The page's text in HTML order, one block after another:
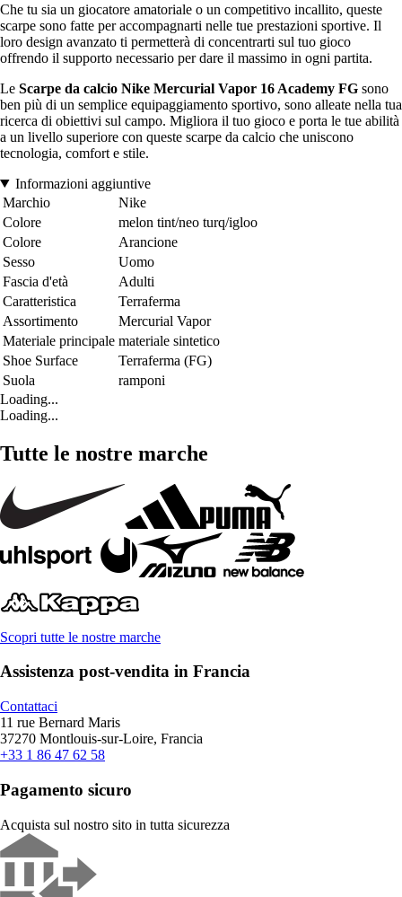
Che tu sia un giocatore amatoriale o un competitivo incallito, queste
scarpe sono fatte per accompagnarti nelle tue prestazioni sportive. Il
loro design avanzato ti permetterà di concentrarti sul tuo gioco
offrendo il supporto necessario per dare il massimo in ogni partita.
Le Scarpe da calcio Nike Mercurial Vapor 16 Academy FG sono
ben più di un semplice equipaggiamento sportivo, sono alleate nella tua
ricerca di obiettivi sul campo. Migliora il tuo gioco e porta le tue abilità
a un livello superiore con queste scarpe da calcio che uniscono
tecnologia, comfort e stile.
Informazioni aggiuntive
Marchio
Nike
Colore
melon tint/neo turq/igloo
Colore
Arancione
Sesso
Uomo
Fascia d'età
Adulti
Caratteristica
Terraferma
Assortimento
Mercurial Vapor
Materiale principale materiale sintetico
Shoe Surface
Terraferma (FG)
Suola
ramponi
Loading...
Loading...
Tutte le nostre marche
Scopri tutte le nostre marche
Assistenza post-vendita in Francia
Contattaci
11 rue Bernard Maris
37270 Montlouis-sur-Loire, Francia
+33 1 86 47 62 58
Pagamento sicuro
Acquista sul nostro sito in tutta sicurezza